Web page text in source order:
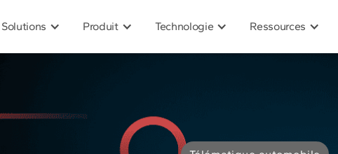
Solutions Produit Technologie Ressources